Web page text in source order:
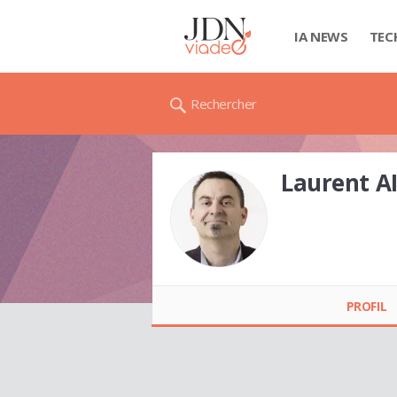
IA NEWS
Rechercher
Laurent
PROFIL